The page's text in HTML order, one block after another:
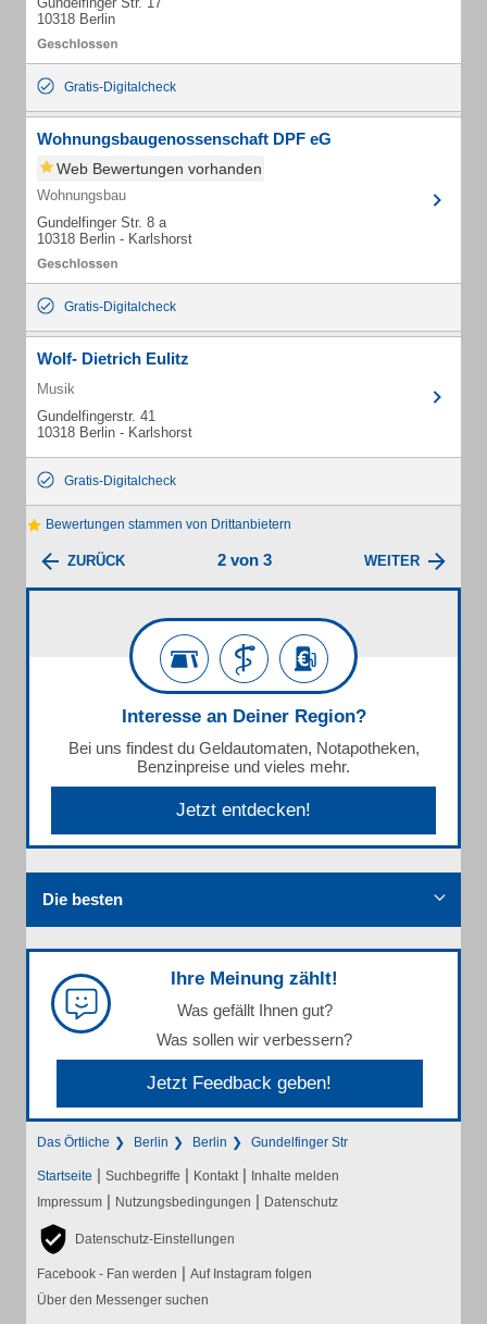
10318 Berlin
Gratis-Digitalcheck
Wohnungsbaugenossenschaft DPF eG
Web Bewertungen vorhanden
Wohnungsbau
Gundelfinger Str. 8 a
10318 Berlin - Karlshorst
Gratis-Digitalcheck
Wolf- Dietrich Eulitz
Musik
Gundelfingerstr. 41
10318 Berlin - Karlshorst
Gratis-Digitalcheck
Bewertungen stammen von Drittanbietern
ZURÜCK 2 von 3 WEITER
Interesse an Deiner Region?
Bei uns findest du Geldautomaten, Notapotheken,
Benzinpreise und vieles mehr.
Jetzt entdecken!
Die besten
Ihre Meinung zählt!
Was gefällt Ihnen gut?
Was sollen wir verbessern?
Jetzt Feedback geben!
Das Örtliche Berlin Berlin Gundelfinger Str
Startseite | Suchbegriffe | Kontakt | Inhalte melden
Impressum | Nutzungsbedingungen | Datenschutz
Datenschutz-Einstellungen
Facebook - Fan werden | Auf Instagram folgen
Über den Messenger suchen